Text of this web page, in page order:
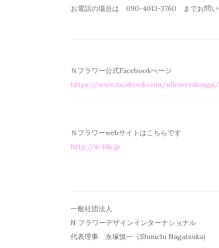
お電話の場合は 090-4013-3760 までお問い
Ｎフラワー公式Facebookぺージ
https://www.facebook.com/nflowerdesign/
Ｎフラワーwebサイトはこちらです
http://n-fds.jp
一般社団法人
N フラワーデザインインターナショナル
代表理事 永塚慎一（Shinichi Nagatsuka)